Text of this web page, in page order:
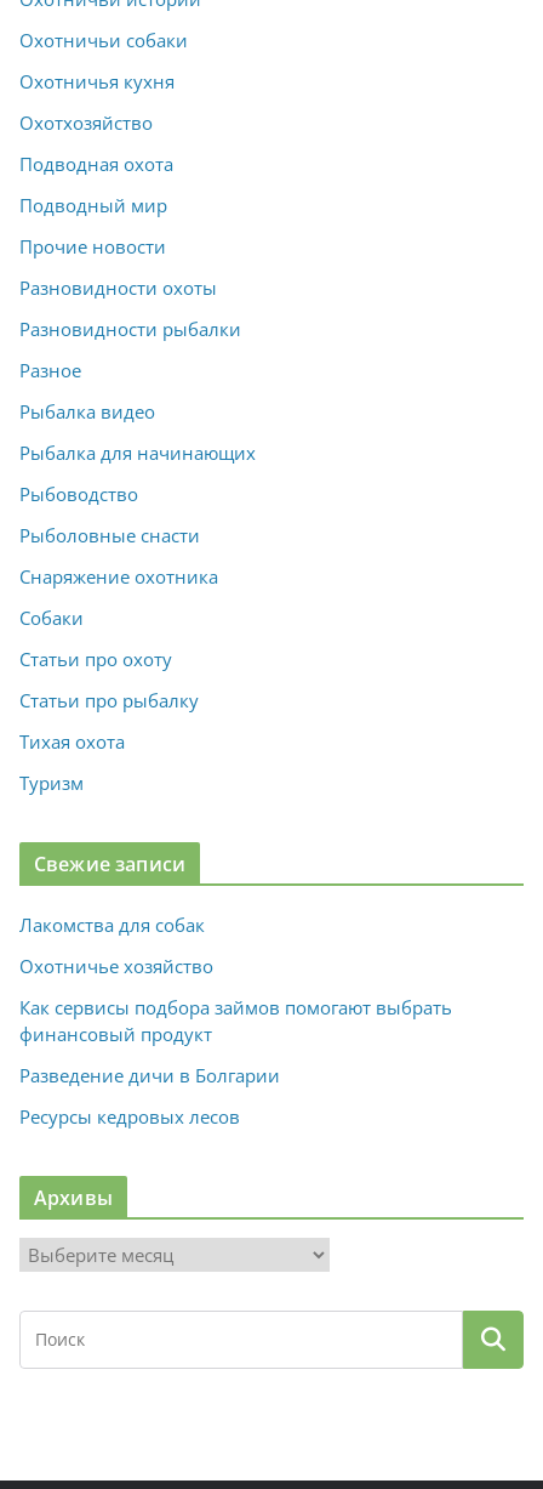
Охотничьи собаки
Охотничья кухня
Охотхозяйство
Подводная охота
Подводный мир
Прочие новости
Разновидности охоты
Разновидности рыбалки
Разное
Рыбалка видео
Рыбалка для начинающих
Рыбоводство
Рыболовные снасти
Снаряжение охотника
Собаки
Статьи про охоту
Статьи про рыбалку
Тихая охота
Туризм
Свежие записи
Лакомства для собак
Охотничье хозяйство
Как сервисы подбора займов помогают выбрать
финансовый продукт
Разведение дичи в Болгарии
Ресурсы кедровых лесов
Архивы
р
х
в